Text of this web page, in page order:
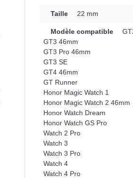
Taille 22 mm
Modèle compatible
GT3 46mm
GT3 Pro 46mm
GT3 SE
GT4 46mm
GT Runner
Honor Magic Watch 1
Honor Magic Watch 2 46mm
Honor Watch Dream
Honor Watch GS Pro
Watch 2 Pro
Watch 3
Watch 3 Pro
Watch 4
Watch 4 Pro